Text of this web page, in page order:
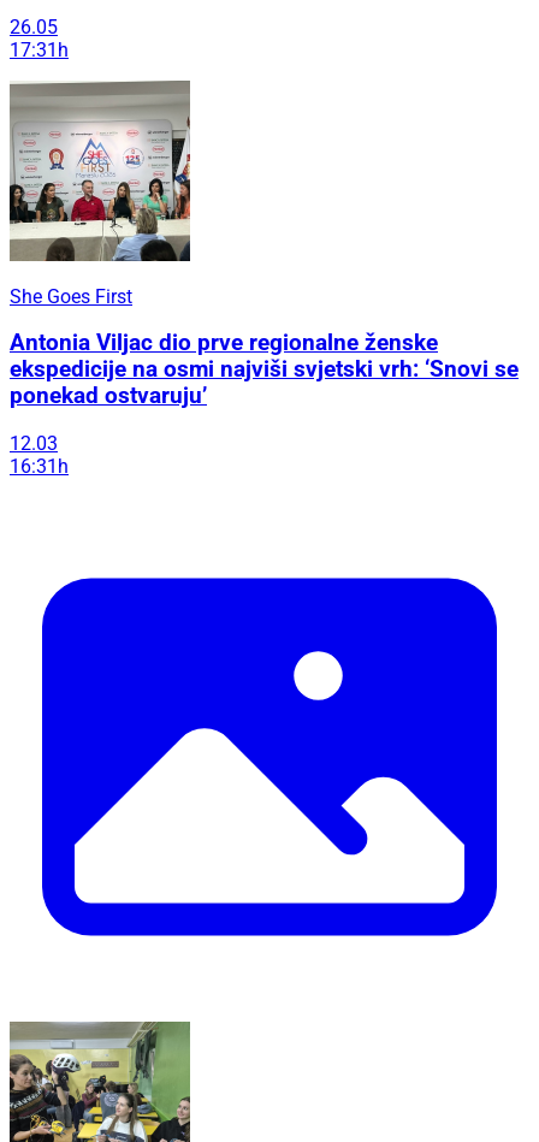
26.05
17:31h
She Goes First
Antonia Viljac dio prve regionalne ženske
ekspedicije na osmi najviši svjetski vrh: ‘Snovi se
ponekad ostvaruju’
12.03
16:31h